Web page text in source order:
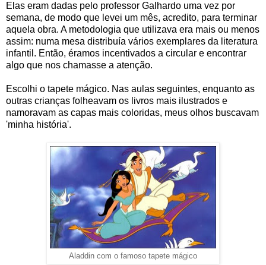
Elas eram dadas pelo professor Galhardo uma vez por
semana, de modo que levei um mês, acredito, para terminar
aquela obra. A metodologia que utilizava era mais ou menos
assim: numa mesa distribuía vários exemplares da literatura
infantil. Então, éramos incentivados a circular e encontrar
algo que nos chamasse a atenção.
Escolhi o tapete mágico. Nas aulas seguintes, enquanto as
outras crianças folheavam os livros mais ilustrados e
namoravam as capas mais coloridas, meus olhos buscavam
'minha história'.
Aladdin com o famoso tapete mágico